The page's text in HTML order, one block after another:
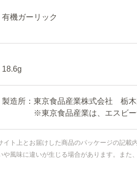
有機ガーリック
18.6g
製造所：東京食品産業株式会社 栃
※東京食品産業は、エスビー食
ト上とお届けした商品のパッケージの記載
風味に違いが生じる場合があります。また